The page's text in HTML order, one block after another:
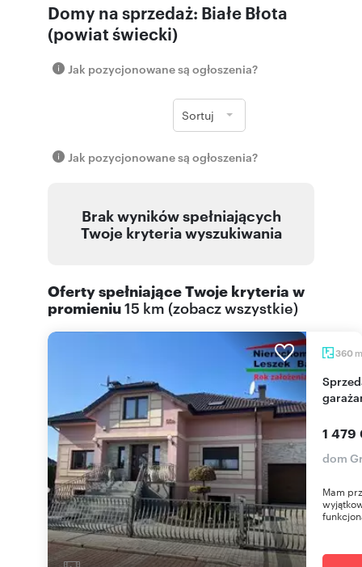
Domy na sprzedaż: Białe Błota
(powiat świecki)
Jak pozycjonowane są ogłoszenia?
Sortuj
Jak pozycjonowane są ogłoszenia?
Brak wyników spełniających
Twoje kryteria wyszukiwania
Oferty spełniające Twoje kryteria w
promieniu15 km (zobacz wszystkie)
360 m
Sprzedam luksusowy dom 360 m² z sauną i
1 479
dom
Mam